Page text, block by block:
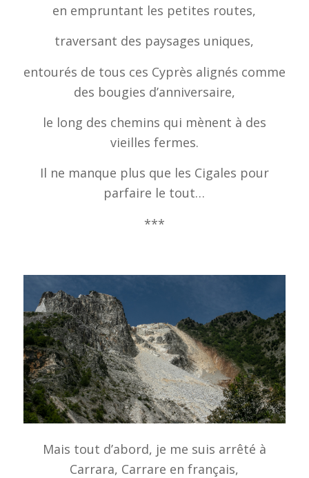
en empruntant les petites routes,
traversant des paysages uniques,
entourés de tous ces Cyprès alignés comme
des bougies d’anniversaire,
le long des chemins qui mènent à des
vieilles fermes.
Il ne manque plus que les Cigales pour
parfaire le tout…
***
Mais tout d’abord, je me suis arrêté à
Carrara, Carrare en français,